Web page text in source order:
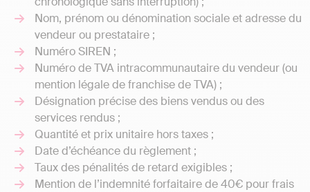
Nom, prénom ou dénomination sociale et adresse du
vendeur ou prestataire ;
Numéro SIREN ;
Numéro de TVA intracommunautaire du vendeur (ou
mention légale de franchise de TVA) ;
Désignation précise des biens vendus ou des
services rendus ;
Quantité et prix unitaire hors taxes ;
Date d’échéance du règlement ;
Taux des pénalités de retard exigibles ;
Mention de l’indemnité forfaitaire de 40€ pour frais